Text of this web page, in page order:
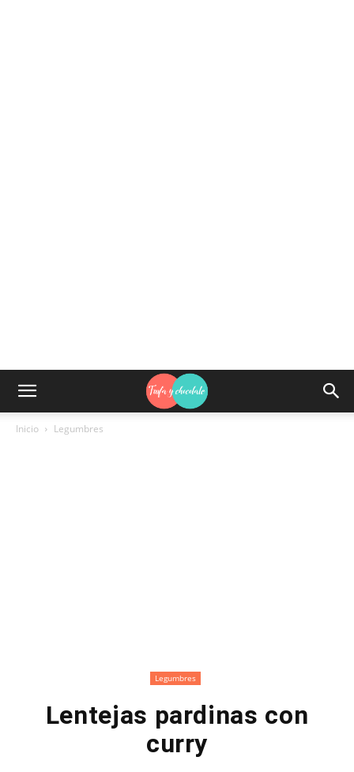
Inicio Legumbres
Legumbres
Lentejas pardinas con
curry